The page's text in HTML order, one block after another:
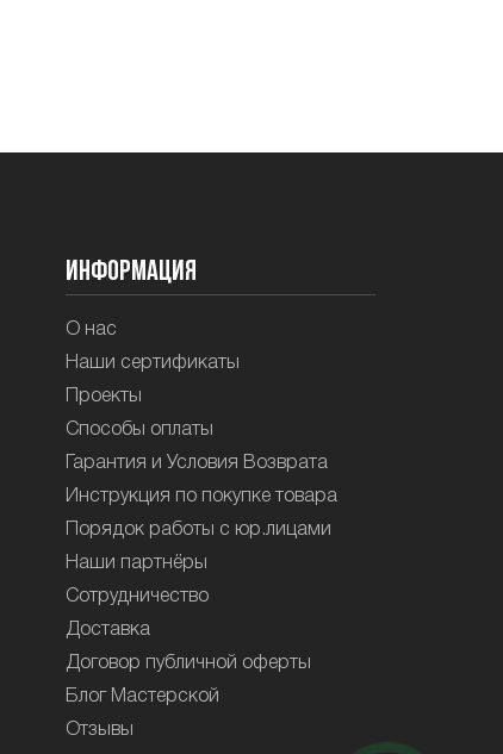
Информация
О нас
Наши сертификаты
Проекты
Способы оплаты
Гарантия и Условия Возврата
Инструкция по покупке товара
Порядок работы с юр.лицами
Наши партнёры
Сотрудничество
Доставка
Договор публичной оферты
Блог Мастерской
Отзывы